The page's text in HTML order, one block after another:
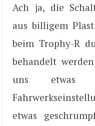
Ach ja, die
aus billigem
beim Trophy-R
behandelt
uns etwas
etwas